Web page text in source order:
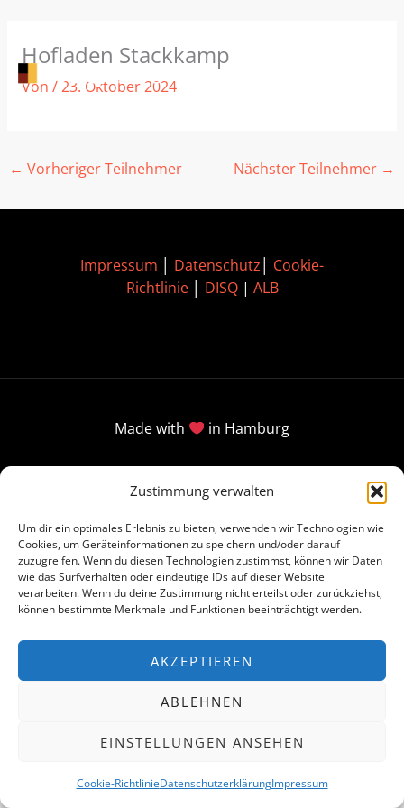
Zustimmung verwalten
Um dir ein optimales Erlebnis zu bieten, verwenden wir Technologien wie
Cookies, um Geräteinformationen zu speichern und/oder darauf
zuzugreifen. Wenn du diesen Technologien zustimmst, können wir Daten
wie das Surfverhalten oder eindeutige IDs auf dieser Website
verarbeiten. Wenn du deine Zustimmung nicht erteilst oder zurückziehst,
können bestimmte Merkmale und Funktionen beeinträchtigt werden.
AKZEPTIEREN
ABLEHNEN
EINSTELLUNGEN ANSEHEN
Cookie-RichtlinieDatenschutzerklärungImpressum
Inhalt
springen
Hofladen Stackkamp
Von /23. Oktober 2024
← Vorheriger Teilnehmer Nächster Teilnehmer →
Impressum Datenschutz
Cookie-
Richtlinie│ DISQ| ALB
Made with in Hamburg